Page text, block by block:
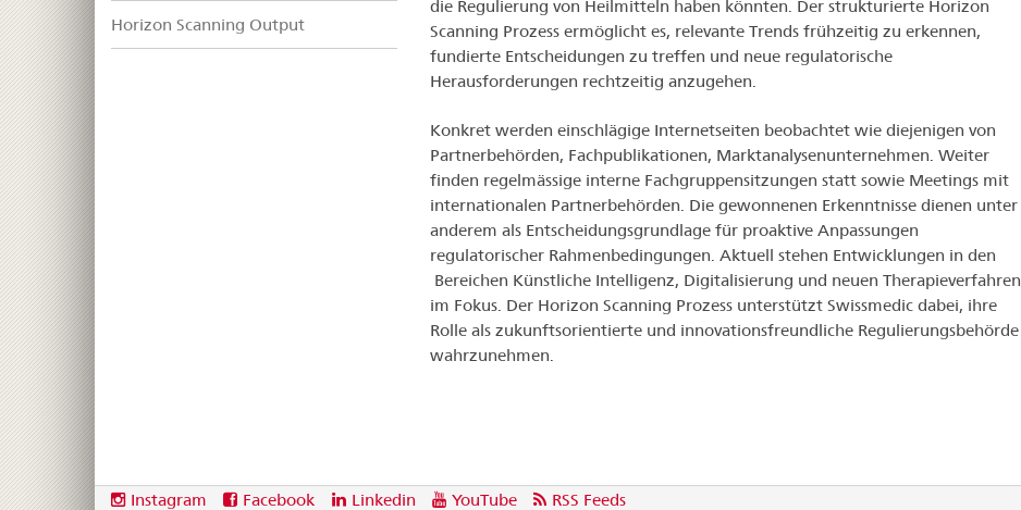
Horizon Scanning Output
die Regulierung von Heilmitteln haben könnten. Der strukturierte Horizon
Scanning Prozess ermöglicht es, relevante Trends frühzeitig zu erkennen,
fundierte Entscheidungen zu treffen und neue regulatorische
Herausforderungen rechtzeitig anzugehen.
Konkret werden einschlägige Internetseiten beobachtet wie diejenigen von
Partnerbehörden, Fachpublikationen, Marktanalysenunternehmen. Weiter
finden regelmässige interne Fachgruppensitzungen statt sowie Meetings mit
internationalen Partnerbehörden. Die gewonnenen Erkenntnisse dienen unter
anderem als Entscheidungsgrundlage für proaktive Anpassungen
regulatorischer Rahmenbedingungen. Aktuell stehen Entwicklungen in den
Bereichen Künstliche Intelligenz, Digitalisierung und neuen Therapieverfahren
im Fokus. Der Horizon Scanning Prozess unterstützt Swissmedic dabei, ihre
Rolle als zukunftsorientierte und innovationsfreundliche Regulierungsbehörde
wahrzunehmen.
Footer
SocialInstagram Facebook Linkedin YouTube RSS Feeds